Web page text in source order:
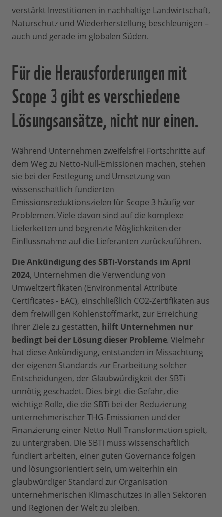
verstärkt Investitionen in nachhaltige Landwirtschaft,
Naturschutz und Wiederherstellung beschleunigen –
auch und gerade im globalen Süden.
Für die Herausforderungen mit
Scope 3 gibt es verschiedene
Lösungsansätze, nicht nur einen.
Während Unternehmen zweifelsfrei Fortschritte auf
dem Weg zu Netto-Null-Emissionen machen, stehen
sie bei der Festlegung und Umsetzung von
wissenschaftlich fundierten
Emissionsreduktionszielen für Scope 3 häufig vor
Problemen. Viele davon sind auf die komplexe
Lieferketten und begrenzte Möglichkeiten der
Einflussnahme auf die Lieferanten zurückzuführen.
Die Ankündigung des SBTi-Vorstands im April
2024, Unternehmen die Verwendung von
Umweltzertifikaten (Environmental Attribute
Certificates - EAC), einschließlich CO2-Zertifikaten aus
dem freiwilligen Kohlenstoffmarkt, zur Erreichung
ihrer Ziele zu gestatten, hilft Unternehmen nur
bedingt bei der Lösung dieser Probleme. Vielmehr
hat diese Ankündigung, entstanden in Missachtung
der eigenen Standards zur Erarbeitung solcher
Entscheidungen, der Glaubwürdigkeit der SBTi
unnötig geschadet. Dies birgt die Gefahr, die
wichtige Rolle, die die SBTi bei der Reduzierung
unternehmerischer THG-Emissionen und der
Finanzierung einer Netto-Null Transformation spielt,
zu untergraben. Die SBTi muss wissenschaftlich
fundiert arbeiten, einer guten Governance folgen
und lösungsorientiert sein, um weiterhin ein
glaubwürdiger Standard zur Organisation
unternehmerischen Klimaschutzes in allen Sektoren
und Regionen der Welt zu bleiben.